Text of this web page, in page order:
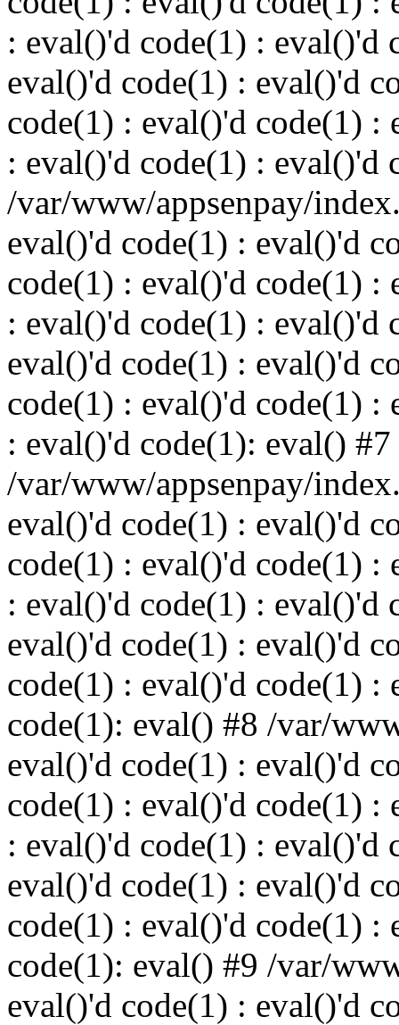
: eval()'d code(1) : eval()'d
eval()'d code(1) : eval()'d
code(1) : eval()'d code(1) :
: eval()'d code(1) : eval()'d
/var/www/appsenpay/
eval()'d code(1) : eval()'d
code(1) : eval()'d code(1) :
: eval()'d code(1) : eval()'d
eval()'d code(1) : eval()'d
code(1) : eval()'d code(1) :
: eval()'d code(1): eval() #7
/var/www/appsenpay/
eval()'d code(1) : eval()'d
code(1) : eval()'d code(1) :
: eval()'d code(1) : eval()'d
eval()'d code(1) : eval()'d
code(1) : eval()'d code(1) :
code(1): eval() #8 /var/
eval()'d code(1) : eval()'d
code(1) : eval()'d code(1) :
: eval()'d code(1) : eval()'d
eval()'d code(1) : eval()'d
code(1) : eval()'d code(1) :
code(1): eval() #9 /var/
eval()'d code(1) : eval()'d